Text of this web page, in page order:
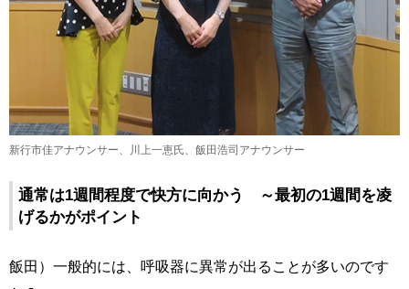
新行市佳アナウンサー、川上一恵氏、飯田浩司アナウンサー
通常は1週間程度で快方に向かう ～最初の1週間を凌
げるかがポイント
飯田）一般的には、呼吸器に異常が出ることが多いのです